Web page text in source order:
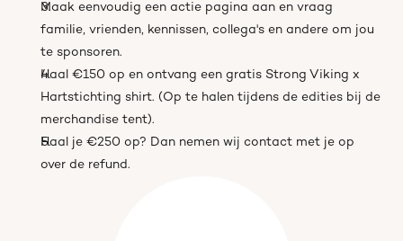
Maak eenvoudig een actie pagina aan en vraag
familie, vrienden, kennissen, collega's en andere om jou
te sponsoren.
Haal €150 op en ontvang een gratis Strong Viking x
Hartstichting shirt. (Op te halen tijdens de edities bij de
merchandise tent).
Haal je €250 op? Dan nemen wij contact met je op
over de refund.